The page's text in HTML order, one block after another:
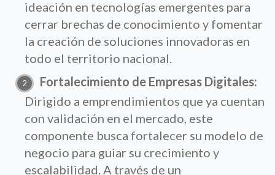
ideación en tecnologías emergentes para
cerrar brechas de conocimiento y fomentar
la creación de soluciones innovadoras en
todo el territorio nacional.
Fortalecimiento de Empresas Digitales:
Dirigido a emprendimientos que ya cuentan
con validación en el mercado, este
componente busca fortalecer su modelo de
negocio para guiar su crecimiento y
escalabilidad. A través de un